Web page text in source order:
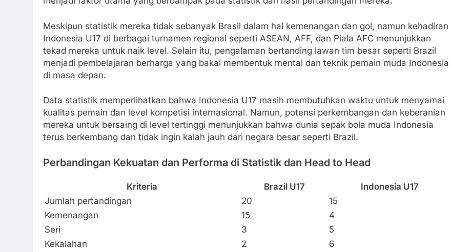
Meskipun statistik mereka tidak sebanyak Brasil dalam hal kemenangan dan gol, namun kehadiran
Indonesia U17 di berbagai turnamen regional seperti ASEAN, AFF, dan Piala AFC menunjukkan
tekad mereka untuk naik level. Selain itu, pengalaman bertanding lawan tim besar seperti Brazil
menjadi pembelajaran berharga yang bakal membentuk mental dan teknik pemain muda Indonesia
di masa depan.
Data statistik memperlihatkan bahwa Indonesia U17 masih membutuhkan waktu untuk menyamai
kualitas pemain dan level kompetisi internasional. Namun, potensi perkembangan dan keberanian
mereka untuk bersaing di level tertinggi menunjukkan bahwa dunia sepak bola muda Indonesia
terus berkembang dan tidak ingin kalah jauh dari negara besar seperti Brazil.
Perbandingan Kekuatan dan Performa di Statistik dan Head to Head
Kriteria Brazil U17
Indonesia U17
Jumlah pertandingan
20
15
Kemenangan
15
4
Seri
3
5
Kekalahan
2
6